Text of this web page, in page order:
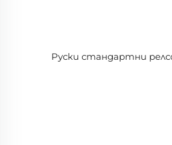
Руски стандартни